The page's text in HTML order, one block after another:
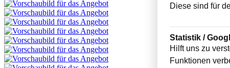
Diese sind für
Statistik /
Hilft uns zu
Funktionen